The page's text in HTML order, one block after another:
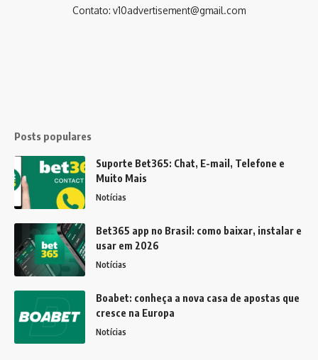
Contato: v10advertisement@gmail.com
Posts populares
Suporte Bet365: Chat, E-mail, Telefone e
Muito Mais
Notícias
Bet365 app no Brasil: como baixar, instalar e
usar em 2026
Notícias
Boabet: conheça a nova casa de apostas que
cresce na Europa
Notícias